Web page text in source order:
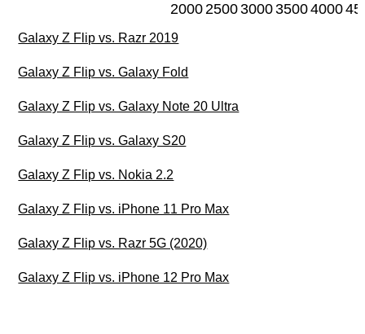
20002500300035004000
Galaxy Z Flip vs. Razr 2019
Galaxy Z Flip vs. Galaxy Fold
Galaxy Z Flip vs. Galaxy Note 20 Ultra
Galaxy Z Flip vs. Galaxy S20
Galaxy Z Flip vs. Nokia 2.2
Galaxy Z Flip vs. iPhone 11 Pro Max
Galaxy Z Flip vs. Razr 5G (2020)
Galaxy Z Flip vs. iPhone 12 Pro Max